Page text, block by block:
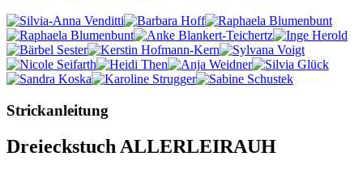
Strickanleitung
Dreieckstuch ALLERLEIRAUH